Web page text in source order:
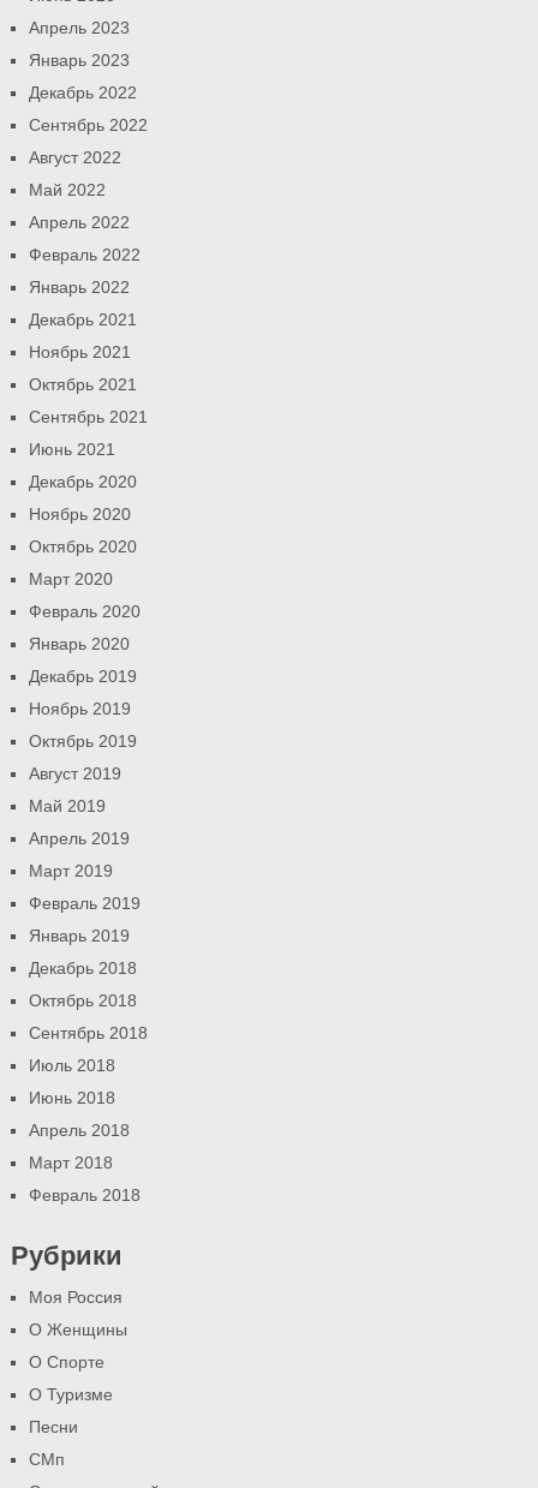
Апрель 2023
Январь 2023
Декабрь 2022
Сентябрь 2022
Август 2022
Май 2022
Апрель 2022
Февраль 2022
Январь 2022
Декабрь 2021
Ноябрь 2021
Октябрь 2021
Сентябрь 2021
Июнь 2021
Декабрь 2020
Ноябрь 2020
Октябрь 2020
Март 2020
Февраль 2020
Январь 2020
Декабрь 2019
Ноябрь 2019
Октябрь 2019
Август 2019
Май 2019
Апрель 2019
Март 2019
Февраль 2019
Январь 2019
Декабрь 2018
Октябрь 2018
Сентябрь 2018
Июль 2018
Июнь 2018
Апрель 2018
Март 2018
Февраль 2018
Рубрики
Моя Россия
О Женщины
О Спорте
О Туризме
Песни
СМп